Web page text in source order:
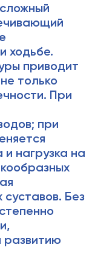
ходьбе.
приводит
только
При
при
нагрузка на
Без
развитию